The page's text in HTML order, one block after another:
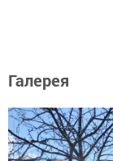
Галерея